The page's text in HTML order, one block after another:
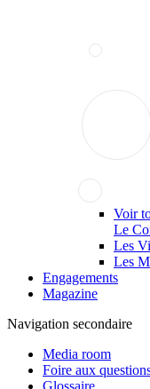
Voir
Le
Les
Les
Engagements
Magazine
Navigation secondaire
Media room
Foire aux
Glossaire